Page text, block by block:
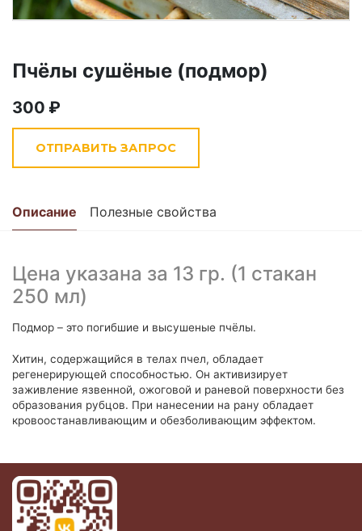
Пчёлы сушёные (подмор)
300
ОТПРАВИТЬ ЗАПРОС
Описание Полезные свойства
Цена указана за 13 гр. (1 стакан
250 мл)
Подмор – это погибшие и высушеные пчёлы.
Хитин, содержащийся в телах пчел, обладает
регенерирующей способностью. Он активизирует
заживление язвенной, ожоговой и раневой поверхности без
образования рубцов. При нанесении на рану обладает
кровоостанавливающим и обезболивающим эффектом.
Необходимые файлы cookies
Эти файлы cookie необходимы для
функционирования веб-сайта и не
системах. Как правило, они
активируются только в ответ на любые
поседении веб-сайтов. Вы можете
настроить свой браузер таким
образом, чтобы он блокировал эти
файлы cookie или уведомлял вас об их
возможно, что некоторые разделы
веб-сайта будут загружаться дольше
обычного или работать со сбоями.
Эти файлы cookie позволяют нам
подсчитывать количество посещений